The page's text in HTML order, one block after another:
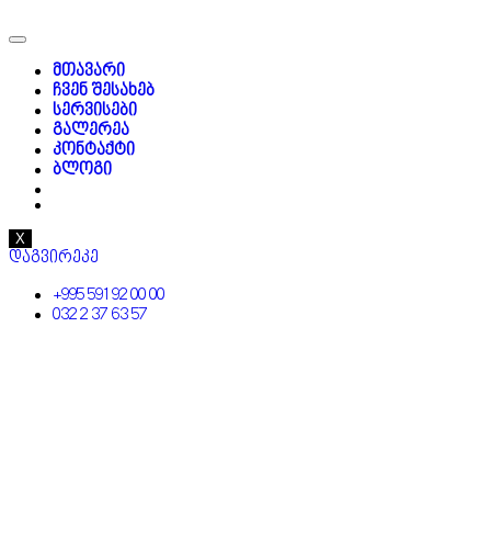
მთავარი
ჩვენ შესახებ
სერვისები
გალერეა
კონტაქტი
ბლოგი
X
დაგვირეკე
+995 591 92 00 00
032 2 37 63 57